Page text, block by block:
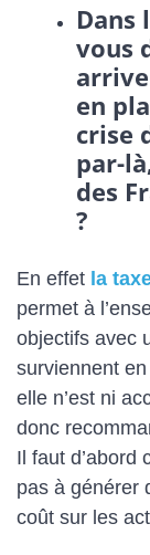
Dans
vous
en
crise
par-
des
?
En effet la
permet à
objectifs avec
surviennent en
elle n’est ni
donc
Il faut d’abord
pas à générer
coût sur les